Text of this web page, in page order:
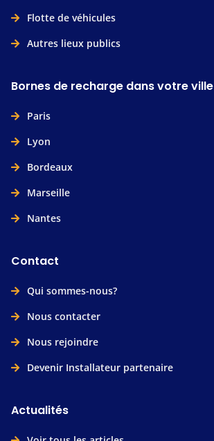
Flotte de véhicules
Autres lieux publics
Bornes de recharge dans votre ville
Paris
Lyon
Bordeaux
Marseille
Nantes
Contact
Qui sommes-nous?
Nous contacter
Nous rejoindre
Devenir Installateur partenaire
Actualités